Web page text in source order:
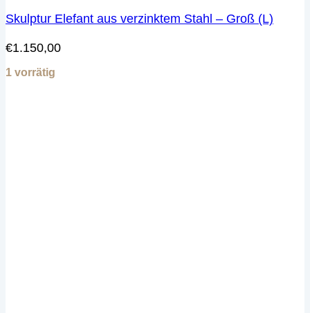
Skulptur Elefant aus verzinktem Stahl – Groß (L)
€1.150,00
1 vorrätig